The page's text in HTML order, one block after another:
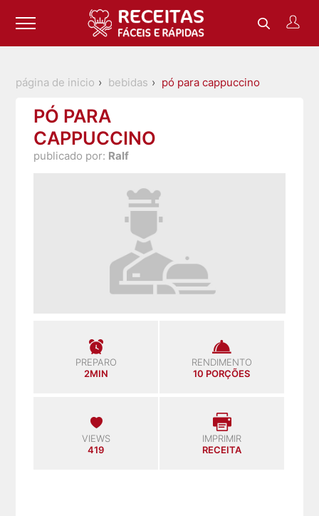
página de inicio bebidas pó para cappuccino
PÓ PARA
CAPPUCCINO
publicado por: Ralf
PREPARO
2MIN
RENDIMENTO
10 PORÇÕES
VIEWS
419
IMPRIMIR
RECEITA